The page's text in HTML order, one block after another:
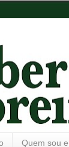
Quem sou